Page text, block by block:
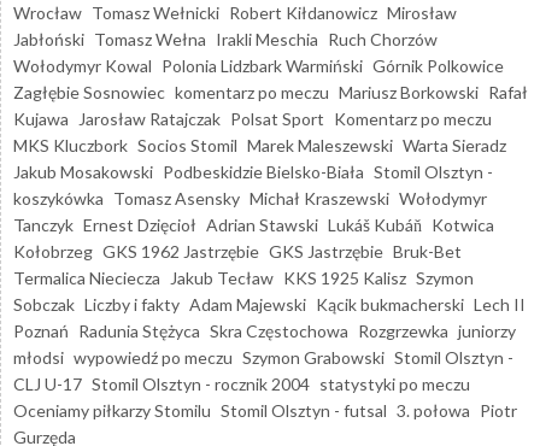
Wrocław Tomasz Wełnicki Robert Kiłdanowicz Mirosław
Jabłoński Tomasz Wełna Irakli Meschia Ruch Chorzów
Wołodymyr Kowal Polonia Lidzbark Warmiński Górnik Polkowice
Zagłębie Sosnowiec komentarz po meczu Mariusz Borkowski Rafał
Kujawa
Jarosław Ratajczak Polsat Sport Komentarz po meczu
MKS Kluczbork Socios Stomil Marek Maleszewski Warta Sieradz
Jakub Mosakowski Podbeskidzie Bielsko-Biała Stomil Olsztyn -
koszykówka Tomasz Asensky Michał Kraszewski Wołodymyr
Tanczyk Ernest Dzięcioł Adrian Stawski Lukáš Kubáň Kotwica
Kołobrzeg GKS 1962 Jastrzębie GKS Jastrzębie Bruk-Bet
Termalica Nieciecza
Jakub Tecław KKS 1925 Kalisz Szymon
Sobczak Liczby i fakty Adam Majewski Kącik bukmacherski Lech II
Poznań Radunia Stężyca Skra Częstochowa Rozgrzewka juniorzy
młodsi wypowiedź po meczu Szymon Grabowski Stomil Olsztyn -
CLJ U-17 Stomil Olsztyn - rocznik 2004 statystyki po meczu
Oceniamy piłkarzy Stomilu Stomil Olsztyn - futsal 3. połowa Piotr
Gurzęda